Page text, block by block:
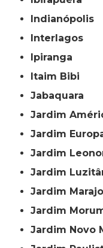
Indianópolis
Interlagos
Ipiranga
Itaim Bibi
Jabaquara
Jardim
Jardim
Jardim
Jardim
Jardim
Jardim
Jardim Novo